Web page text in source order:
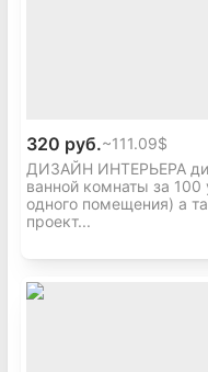
320 руб.~111.09$
ДИЗАЙН ИНТЕРЬЕРА
ванной комнаты за
одного помещения) а
проект...